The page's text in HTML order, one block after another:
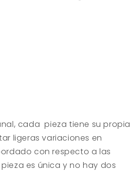
cada pieza tiene su propia
ligeras variaciones en
con respecto a las
es única y no hay dos